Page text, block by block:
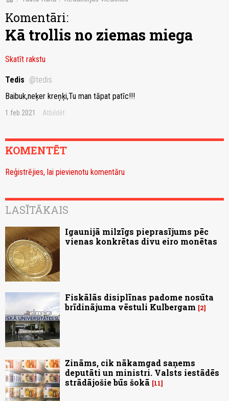
Komentāri:
Kā trollis no ziemas miega
Skatīt rakstu
Tedis @tedis
Baibuk,neķer kreņķi,Tu man tāpat patīc!!!
1.feb 2021 Atbildēt
KOMENTĒT
Reģistrējies, lai pievienotu komentāru
LASĪTĀKAIS
Igaunijā milzīgs pieprasījums pēc
vienas konkrētas divu eiro monētas
Fiskālās disiplīnas padome nosūta
brīdinājuma vēstuli Kulbergam
2
Zināms, cik nākamgad saņems
deputāti un ministri. Valsts iestādēs
strādājošie būs šokā
11